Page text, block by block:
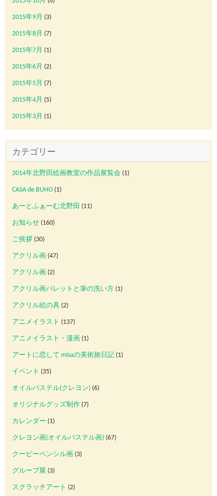
2015年9月 (3)
2015年8月 (7)
2015年7月 (1)
2015年6月 (2)
2015年5月 (7)
2015年4月 (5)
2015年3月 (1)
カテゴリー
2014年北野田絵画教室の作品展覧会 (1)
CASA de BUHO (1)
あーとふぁーむ北野田 (11)
お知らせ (160)
ご挨拶 (30)
アクリル画 (47)
アクリル画 (2)
アクリル画パレットと筆の洗い方 (1)
アクリル絵の具 (2)
アニメイラスト (137)
アニメイラスト・漫画 (1)
アートに恋して misaの美術旅日記 (1)
イベント (35)
オイルパステル(クレヨン) (6)
オリジナルグッズ制作 (7)
カレンダー (1)
クレヨン画(オイルパステル画) (67)
クーピーペンシル画 (3)
グループ展 (3)
スクラッチアート (2)